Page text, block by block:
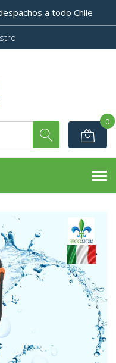
a todo Chile
0